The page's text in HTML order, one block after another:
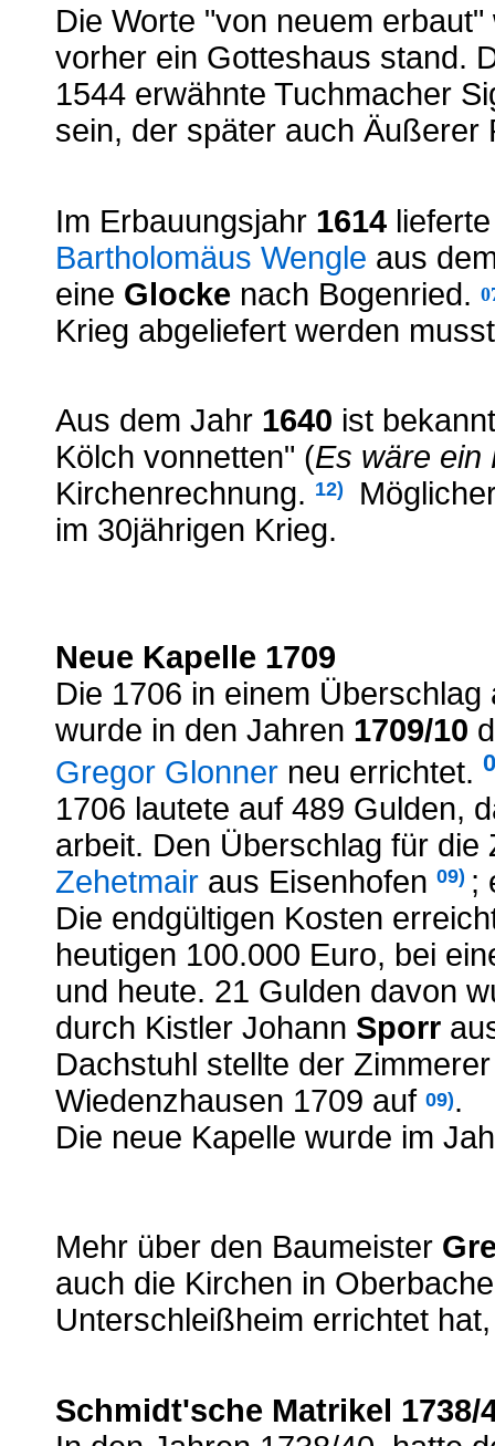
Die Worte "von neuem
vorher ein Gotteshaus stand.
1544 erwähnte Tuchmacher
sein, der später auch Äußerer
Im Erbauungsjahr 1614
Bartholomäus Wengle aus
eine Glocke nach Bogenried.
Krieg abgeliefert werden
Aus dem Jahr 1640 ist
Kölch vonnetten" (Es wäre ein
Kirchenrechnung. 12)
im 30jährigen Krieg.
Neue Kapelle 1709
Die 1706 in einem
wurde in den Jahren 1709/10
Gregor Glonner neu errichtet.
1706 lautete auf 489 Gulden,
arbeit. Den Überschlag für
Zehetmair aus Eisenhofen 09) ;
Die endgültigen Kosten
heutigen 100.000 Euro, bei
und heute. 21 Gulden davon
durch Kistler Johann Sporr
Dachstuhl stellte der
Wiedenzhausen 1709 auf 09).
Die neue Kapelle wurde im
Mehr über den Baumeister
auch die Kirchen in
Unterschleißheim errichtet
Schmidt'sche Matrikel 1738/